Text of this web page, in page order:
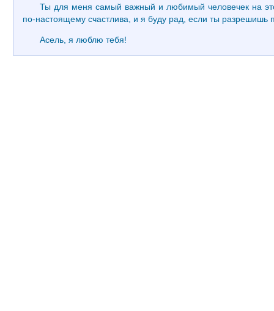
Ты для меня самый важный и любимый человечек на
по-настоящему счастлива, и я буду рад, если ты разрешишь
Асель, я люблю тебя!